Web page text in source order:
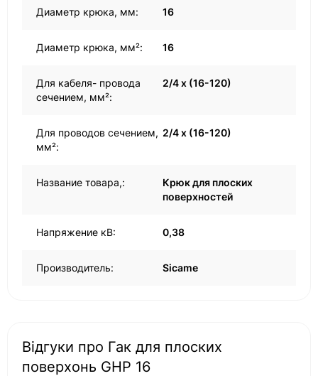
Диаметр крюка, мм: 16
Диаметр крюка, мм²: 16
Для кабеля- провода
сечением, мм²:
2/4 x (16-120)
Для проводов сечением,
мм²:
2/4 x (16-120)
Название товара,:
Крюк для плоских
поверхностей
Напряжение кВ: 0,38
Производитель: Sicame
Відгуки про Гак для плоских
поверхонь GHP 16